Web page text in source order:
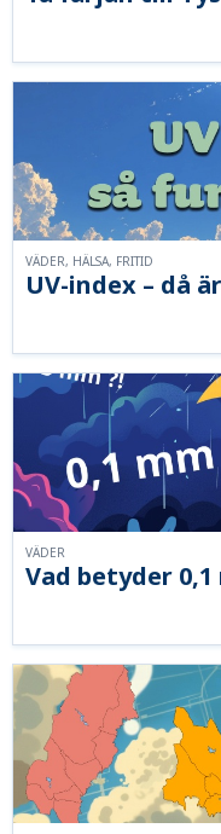
UV-index – då
VÄDER, HÄLSA, FRITID
Vad betyder
VÄDER